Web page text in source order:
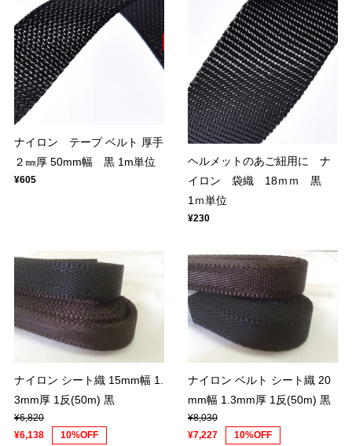
ナイロン テープ ベルト 厚手
２㎜厚 50mm幅 黒 1m単位
¥605
ヘルメットのあご紐用に ナ
イロン 袋織 18ｍｍ 黒
1ｍ単位
¥230
ナイロン シート織 15mm幅 1.
3mm厚 1反(50m) 黒
¥6,820
¥6,138
10%OFF
ナイロン ベルト シート織 20
mm幅 1.3mm厚 1反(50m) 黒
¥8,030
¥7,227
10%OFF